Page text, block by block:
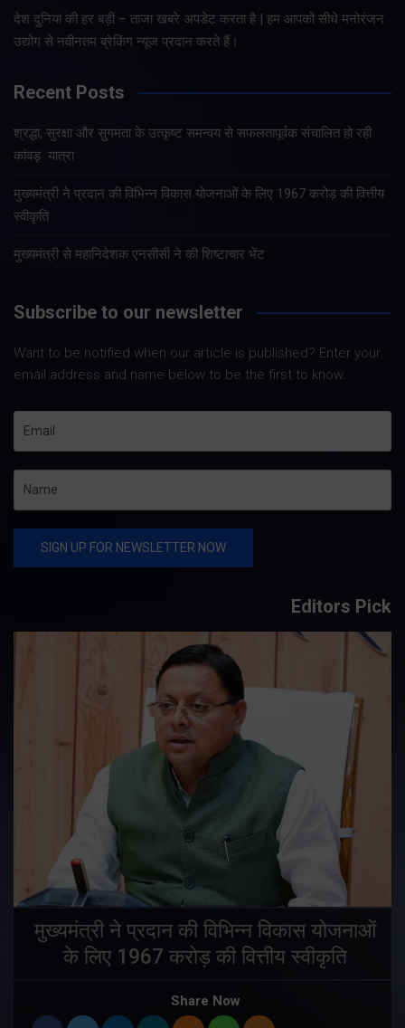
देश दुनिया की हर बड़ी – ताजा खबरे अपडेट करता है | हम आपको सीधे मनोरंजन
उद्योग से नवीनतम ब्रेकिंग न्यूज प्रदान करते हैं।
Recent Posts
श्रद्धा, सुरक्षा और सुगमता के उत्कृष्ट समन्वय से सफलतापूर्वक संचालित हो रही
कांवड़ यात्रा
मुख्यमंत्री ने प्रदान की विभिन्न विकास योजनाओं के लिए 1967 करोड़ की वित्तीय
स्वीकृति
मुख्यमंत्री से महानिदेशक एनसीसी ने की शिष्टाचार भेंट
Subscribe to our newsletter
Want to be notified when our article is published? Enter your
email address and name below to be the first to know.
Editors Pick
मुख्यमंत्री ने प्रदान की विभिन्न विकास योजनाओं
के लिए 1967 करोड़ की वित्तीय स्वीकृति
Share Now